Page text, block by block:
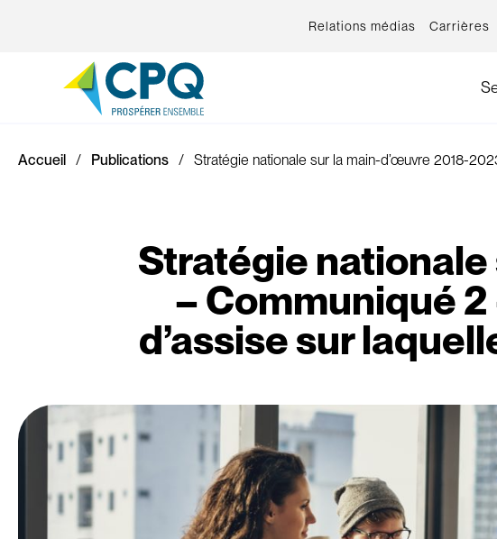
Relations médias Carrières
Accueil Publications Stratégie nationale sur la main-d’œuvre 2018-
Stratégie
– Communiqué
d’assise sur